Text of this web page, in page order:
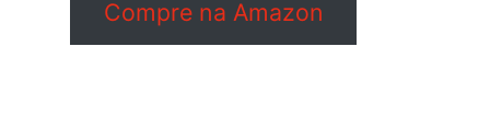
Compre na Amazon